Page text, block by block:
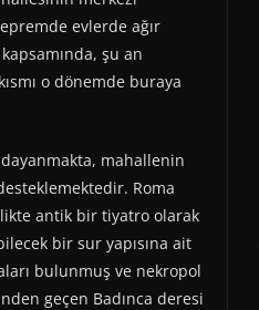
evlerde ağır
şu an
o dönemde buraya
dayanmakta, mahallenin
Roma
antik bir tiyatro olarak
bir sur yapısına ait
bulunmuş ve nekropol
geçen Badınca deresi